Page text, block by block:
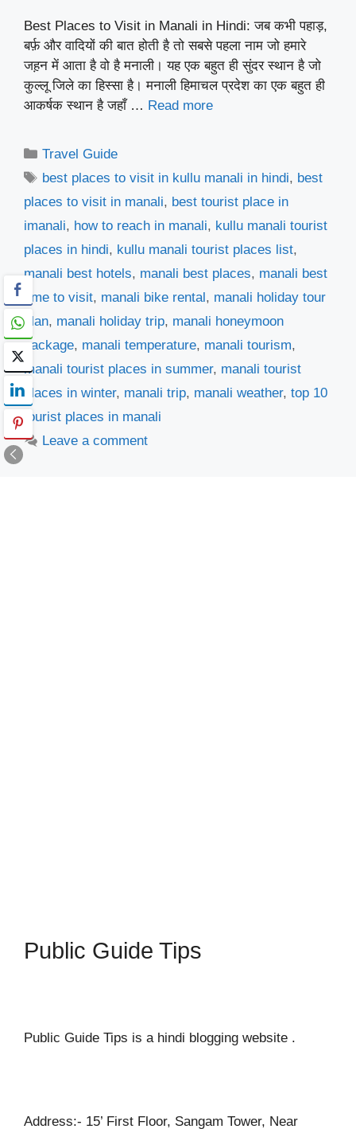
Best Places to Visit in Manali in Hindi: जब कभी पहाड़,
बर्फ़ और वादियों की बात होती है तो सबसे पहला नाम जो हमारे
जह़न में आता है वो है मनाली। यह एक बहुत ही सुंदर स्थान है जो
कुल्लू जिले का हिस्सा है। मनाली हिमाचल प्रदेश का एक बहुत ही
आकर्षक स्थान है जहाँ … Read more
Categories
Travel Guide
Tags
best places to visit in kullu manali in hindi, best
places to visit in manali, best tourist place in
imanali, how to reach in manali, kullu manali tourist
places in hindi, kullu manali tourist places list,
manali best hotels, manali best places, manali best
time to visit, manali bike rental, manali holiday tour
plan, manali holiday trip, manali honeymoon
package, manali temperature, manali tourism,
manali tourist places in summer, manali tourist
places in winter, manali trip, manali weather, top 10
tourist places in manali
Leave a comment
Public Guide Tips
Public Guide Tips is a hindi blogging website .
Address:- 15’ First Floor, Sangam Tower, Near